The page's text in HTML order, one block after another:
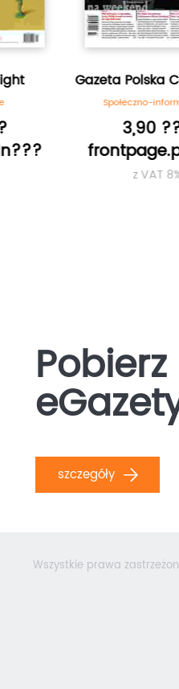
Gazeta Polska
Społeczno-informacyjne
3,90 ???
z VAT 8%
szczegóły
Wszystkie prawa